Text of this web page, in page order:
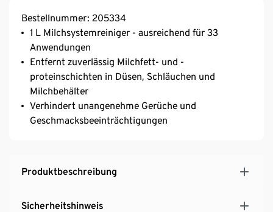
Bestellnummer: 205334
1 L Milchsystemreiniger - ausreichend für 33
Anwendungen
Entfernt zuverlässig Milchfett- und -
proteinschichten in Düsen, Schläuchen und
Milchbehälter
Verhindert unangenehme Gerüche und
Geschmacksbeeinträchtigungen
Produktbeschreibung
Sicherheitshinweis